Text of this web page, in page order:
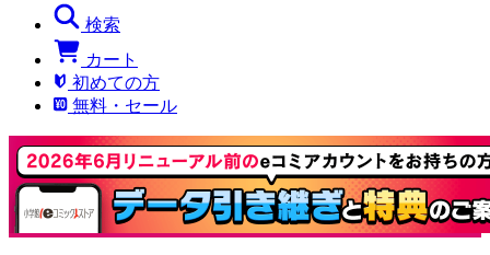
検索
カート
初めての方
無料・セール